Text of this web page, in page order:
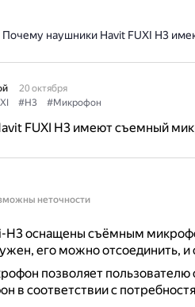
Почему наушники Havit FUXI H3
20 октября
#H3 #Микрофон
FUXI H3 имеют съемный
неточности
H3 оснащены съёмным
его можно отсоединить, и
позволяет пользователю
в соответствии с